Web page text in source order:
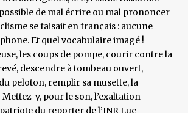
de mal écrire ou mal prononcer
se faisait en français : aucune
Et quel vocabulaire imagé !
les coups de pompe, courir contre la
descendre à tombeau ouvert,
peloton, remplir sa musette, la
y, pour le son, l’exaltation
du reporter de l’INR Luc